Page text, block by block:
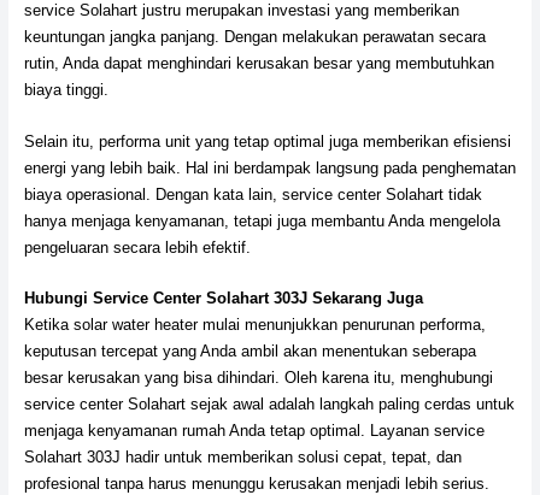
service Solahart justru merupakan investasi yang memberikan
keuntungan jangka panjang. Dengan melakukan perawatan secara
rutin, Anda dapat menghindari kerusakan besar yang membutuhkan
biaya tinggi.
Selain itu, performa unit yang tetap optimal juga memberikan efisiensi
energi yang lebih baik. Hal ini berdampak langsung pada penghematan
biaya operasional. Dengan kata lain, service center Solahart tidak
hanya menjaga kenyamanan, tetapi juga membantu Anda mengelola
pengeluaran secara lebih efektif.
Hubungi Service Center Solahart 303J Sekarang Juga
Ketika solar water heater mulai menunjukkan penurunan performa,
keputusan tercepat yang Anda ambil akan menentukan seberapa
besar kerusakan yang bisa dihindari. Oleh karena itu, menghubungi
service center Solahart sejak awal adalah langkah paling cerdas untuk
menjaga kenyamanan rumah Anda tetap optimal. Layanan service
Solahart 303J hadir untuk memberikan solusi cepat, tepat, dan
profesional tanpa harus menunggu kerusakan menjadi lebih serius.